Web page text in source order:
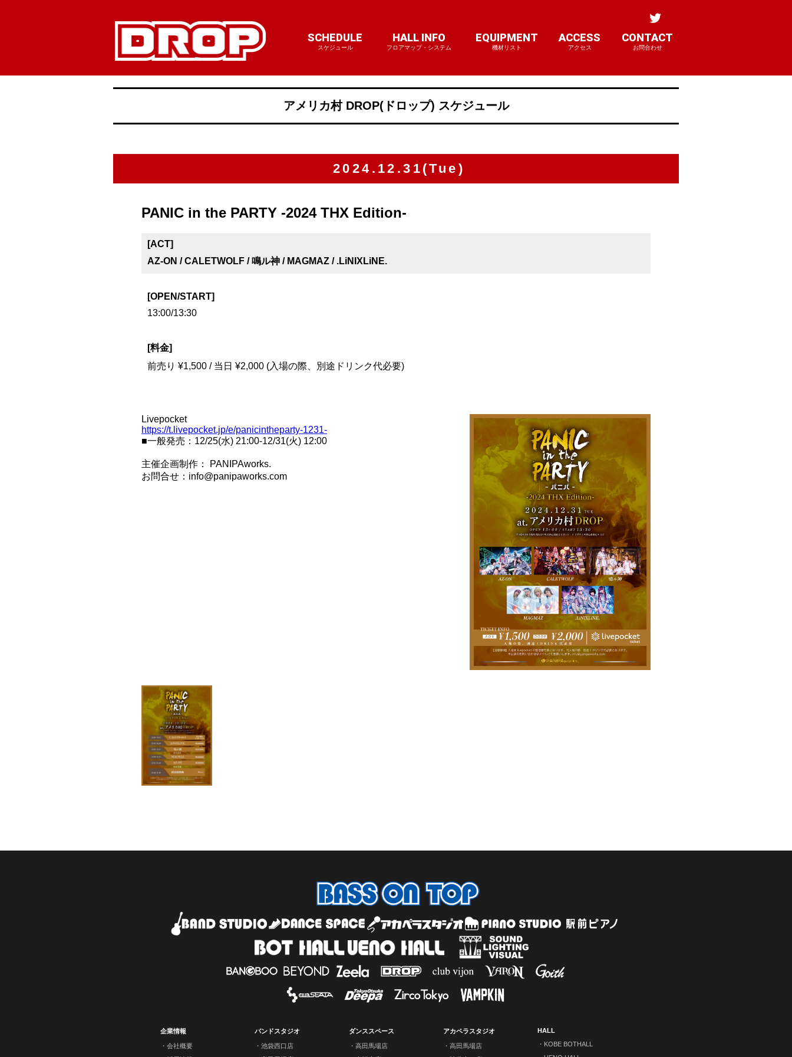
SCHEDULE
スケジュール
HALL INFO
フロアマップ・システム
EQUIPMENT
機材リスト
ACCESS
アクセス
CONTACT
お問合わせ
アメリカ村 DROP(ドロップ) スケジュール
2024.12.31(Tue)
PANIC in the PARTY -2024 THX Edition-
[ACT]
AZ-ON / CALETWOLF / 鳴ル神 / MAGMAZ / .LiNIXLiNE.
[OPEN/START]
13:00/13:30
[料金]
前売り ¥1,500 / 当日 ¥2,000 (入場の際、別途ドリンク代必要)
Livepocket
https://t.livepocket.jp/e/panicintheparty-1231-
■一般発売：12/25(水) 21:00-12/31(火) 12:00
主催企画制作： PANIPAworks.
お問合せ：info@panipaworks.com
企業情報
会社概要
バンドスタジオ
池袋西口店
ダンススペース
高田馬場店
アカペラスタジオ
高田馬場店
HALL
KOBE BOTHALL